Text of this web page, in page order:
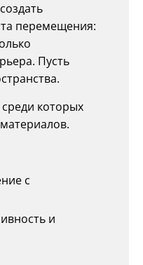
перемещения:
Пусть
которых
с
и